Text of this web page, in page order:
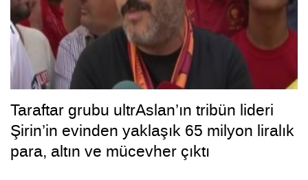
Taraftar grubu ultrAslan’ın tribün lideri
Şirin’in evinden yaklaşık 65 milyon liralık
para, altın ve mücevher çıktı